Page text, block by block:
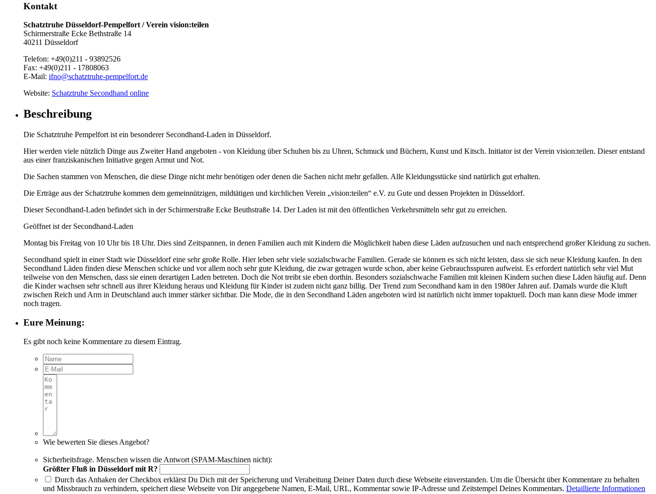
Kontakt
Schatztruhe Düsseldorf-Pempelfort / Verein vision:teilen
Schirmerstraße Ecke Bethstraße 14
40211 Düsseldorf
Telefon: +49(0)211 - 93892526
Fax: +49(0)211 - 17808063
E-Mail: ifno@schatztruhe-pempelfort.de
Website: Schatztruhe Secondhand online
Beschreibung
Die Schatztruhe Pempelfort ist ein besonderer Secondhand-Laden in Düsseldorf.
Hier werden viele nützlich Dinge aus Zweiter Hand angeboten - von Kleidung über Schuhen bis zu Uhren, Schmuck und Büchern, Kunst und Kitsch. Initiator ist der Verein vision:teilen. Dieser entstand
aus einer franziskanischen Initiative gegen Armut und Not.
Die Sachen stammen von Menschen, die diese Dinge nicht mehr benötigen oder denen die Sachen nicht mehr gefallen. Alle Kleidungsstücke sind natürlich gut erhalten.
Die Erträge aus der Schatztruhe kommen dem gemeinnützigen, mildtätigen und kirchlichen Verein „vision:teilen“ e.V. zu Gute und dessen Projekten in Düsseldorf.
Dieser Secondhand-Laden befindet sich in der Schirmerstraße Ecke Beuthstraße 14. Der Laden ist mit den öffentlichen Verkehrsmitteln sehr gut zu erreichen.
Geöffnet ist der Secondhand-Laden
Montag bis Freitag von 10 Uhr bis 18 Uhr. Dies sind Zeitspannen, in denen Familien auch mit Kindern die Möglichkeit haben diese Läden aufzusuchen und nach entsprechend großer Kleidung zu suchen.
Secondhand spielt in einer Stadt wie Düsseldorf eine sehr große Rolle. Hier leben sehr viele sozialschwache Familien. Gerade sie können es sich nicht leisten, dass sie sich neue Kleidung kaufen. In den
Secondhand Läden finden diese Menschen schicke und vor allem noch sehr gute Kleidung, die zwar getragen wurde schon, aber keine Gebrauchsspuren aufweist. Es erfordert natürlich sehr viel Mut
teilweise von den Menschen, dass sie einen derartigen Laden betreten. Doch die Not treibt sie eben dorthin. Besonders sozialschwache Familien mit kleinen Kindern suchen diese Läden häufig auf. Denn
die Kinder wachsen sehr schnell aus ihrer Kleidung heraus und Kleidung für Kinder ist zudem nicht ganz billig. Der Trend zum Secondhand kam in den 1980er Jahren auf. Damals wurde die Kluft
zwischen Reich und Arm in Deutschland auch immer stärker sichtbar. Die Mode, die in den Secondhand Läden angeboten wird ist natürlich nicht immer topaktuell. Doch man kann diese Mode immer
noch tragen.
Eure Meinung:
Es gibt noch keine Kommentare zu diesem Eintrag.
Wie bewerten Sie dieses Angebot?
Sicherheitsfrage. Menschen wissen die Antwort (SPAM-Maschinen nicht):
Größter Fluß in Düsseldorf mit R?
Durch das Anhaken der Checkbox erklärst Du Dich mit der Speicherung und Verabeitung Deiner Daten durch diese Webseite einverstanden. Um die Übersicht über Kommentare zu behalten
und Missbrauch zu verhindern, speichert diese Webseite von Dir angegebene Namen, E-Mail, URL, Kommentar sowie IP-Adresse und Zeitstempel Deines Kommentars. Detaillierte Informationen